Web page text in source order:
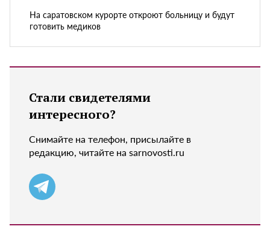
На саратовском курорте откроют больницу и будут
готовить медиков
Стали свидетелями
интересного?
Снимайте на телефон, присылайте в
редакцию, читайте на sarnovosti.ru